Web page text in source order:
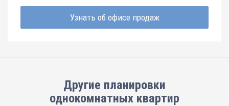
Узнать об офисе продаж
Другие планировки
однокомнатных квартир